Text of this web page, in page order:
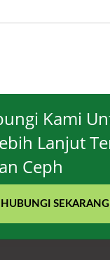
Kami
Lanjut
Ceph
HUBUNGI